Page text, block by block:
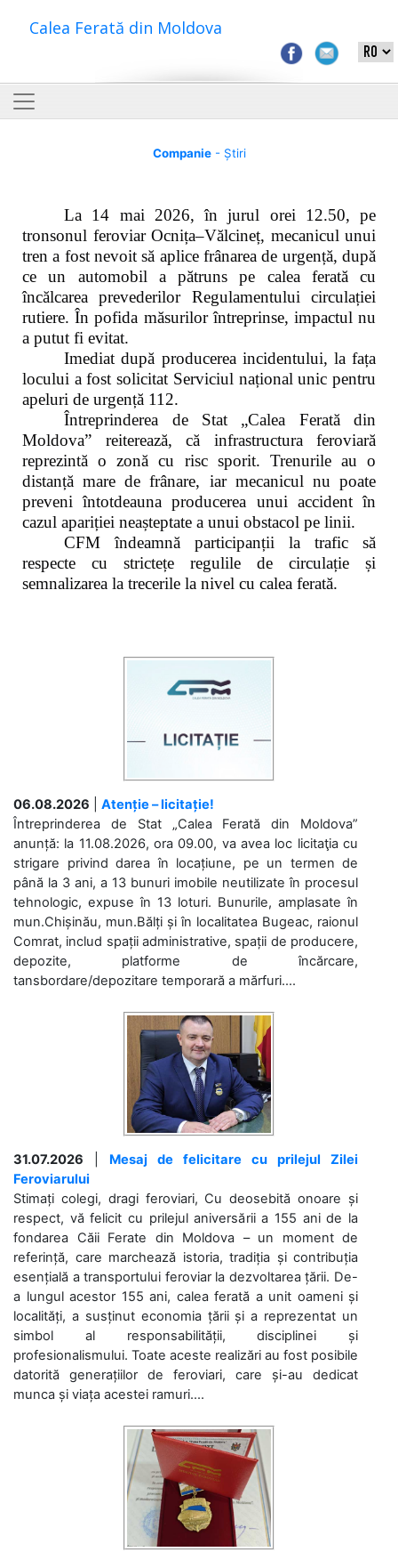
Calea Ferată din Moldova
Companie- Știri
La 14 mai 2026, în jurul orei 12.50, pe
tronsonul feroviar Ocnița–Vălcineț, mecanicul unui
tren a fost nevoit să aplice frânarea de urgență, după
ce un automobil a pătruns pe calea ferată cu
încălcarea prevederilor Regulamentului circulației
rutiere. În pofida măsurilor întreprinse, impactul nu
a putut fi evitat.
Imediat după producerea incidentului, la fața
locului a fost solicitat Serviciul național unic pentru
apeluri de urgență 112.
Întreprinderea de Stat „Calea Ferată din
Moldova” reiterează, că infrastructura feroviară
reprezintă o zonă cu risc sporit. Trenurile au o
distanță mare de frânare, iar mecanicul nu poate
preveni întotdeauna producerea unui accident în
cazul apariției neașteptate a unui obstacol pe linii.
CFM îndeamnă participanții la trafic să
respecte cu strictețe regulile de circulație și
semnalizarea la trecerile la nivel cu calea ferată.
06.08.2026
Atenție – licitație!
Întreprinderea de Stat „Calea Ferată din Moldova”
anunță: la 11.08.2026, ora 09.00, va avea loc licitaţia cu
strigare privind darea în locațiune, pe un termen de
până la 3 ani, a 13 bunuri imobile neutilizate în procesul
tehnologic, expuse în 13 loturi. Bunurile, amplasate în
mun.Chișinău, mun.Bălți și în localitatea Bugeac, raionul
Comrat, includ spații administrative, spații de producere,
depozite, platforme de încărcare,
tansbordare/depozitare temporară a mărfuri....
31.07.2026
Mesaj de felicitare cu prilejul Zilei
Feroviarului
Stimați colegi, dragi feroviari, Cu deosebită onoare și
respect, vă felicit cu prilejul aniversării a 155 ani de la
fondarea Căii Ferate din Moldova – un moment de
referință, care marchează istoria, tradiția și contribuția
esențială a transportului feroviar la dezvoltarea țării. De-
a lungul acestor 155 ani, calea ferată a unit oameni și
localități, a susținut economia țării și a reprezentat un
simbol al responsabilității, disciplinei și
profesionalismului. Toate aceste realizări au fost posibile
datorită generațiilor de feroviari, care și-au dedicat
munca și viața acestei ramuri....